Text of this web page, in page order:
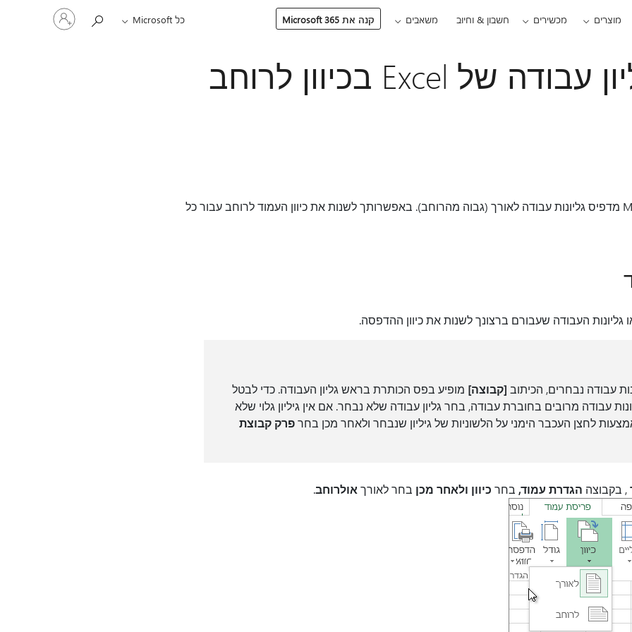
מוצרים מכשירים חשבון & וחיוב משאבים קנה את Microsoft 365 כל Microsoft
היכנס
לחשבון
שלך
הדפסת גליון עבודה של Excel בכיוון לרוחב
כברירת מחדל, Microsoft Excel מדפיס גליונות עבודה לאורך (גבוה מהרוחב). באפשרותך לשנות את כיוון העמוד לרוחב עבור כל
גליונות העבודה שעבורם ברצונך לשנות את כיוון ההדפסה.
עבודה נבחרים, הכיתוב [קבוצה] מופיע בפס הכותרת בראש גליון העבודה. כדי לבטל
עבודה מרובים בחוברת עבודה, בחר גליון עבודה שלא נבחר. אם אין גיליון גלוי שלא
לחצן העכבר הימני על הלשוניות של גיליון שנבחר ולאחר מכן בחרפרק קבוצת
, בקבוצה הגדרת עמוד, בחר כיוון ולאחר מכן בחר לאורך אולרוחב.